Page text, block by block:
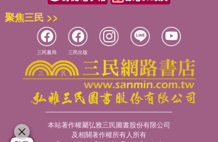
聚焦三民 >>
三民書局 三民出版
本站著作權屬弘雅三民圖書股份有限公司
及相關著作權所有人所有